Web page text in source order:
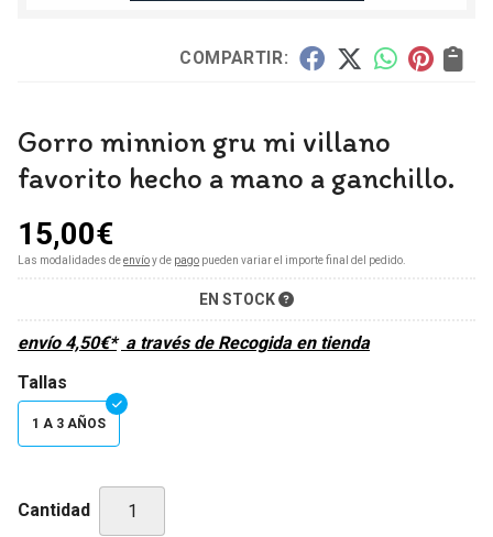
COMPARTIR:
Gorro minnion gru mi villano
favorito hecho a mano a ganchillo.
15,00€
Las modalidades deenvíoy de pago pueden variar el importe final del pedido.
EN STOCK
envío 4,50€* a través de Recogida en tienda
Tallas
1 A 3 AÑOS
Cantidad